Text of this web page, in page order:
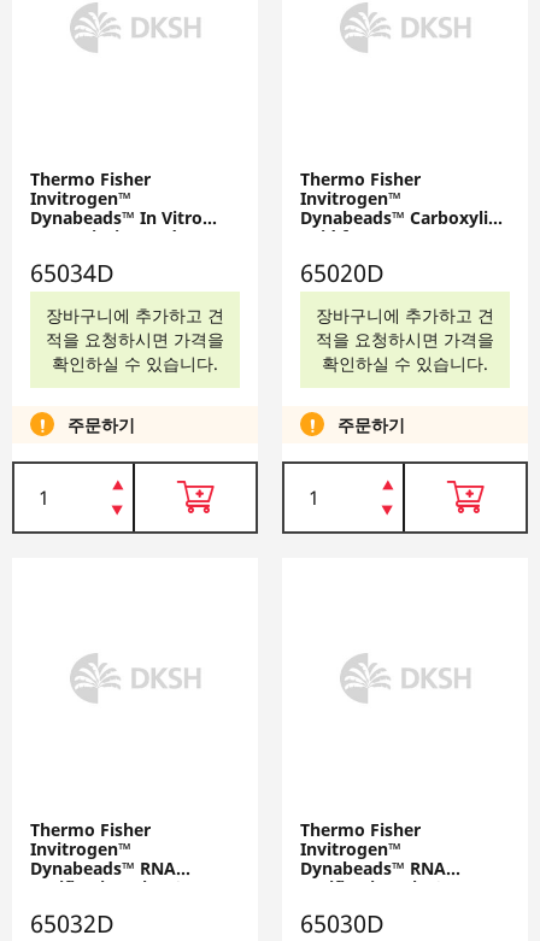
Thermo Fisher
Invitrogen™
Dynabeads™ In Vitro
Transcription and RNA
65034D
65034D
장바구니에 추가하고 견
적을 요청하시면 가격을
확인하실 수 있습니다.
주문하기
Thermo Fisher
Invitrogen™
Dynabeads™ Carboxylic
Acid for RNA
65020D
65020D
장바구니에 추가하고 견
적을 요청하시면 가격을
확인하실 수 있습니다.
주문하기
Thermo Fisher
Invitrogen™
Dynabeads™ RNA
Purification Kit, 10 mL,
65032D
Thermo Fisher
Invitrogen™
Dynabeads™ RNA
Purification Kit, 2 mL,
65030D